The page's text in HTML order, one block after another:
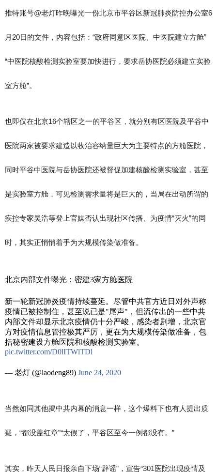
推特账号@老灯昨晚曝光一份北京市平谷区新冠肺炎防控办公室6
月20日的文件，内容包括：“政府同意区医院、中医院建立方舱”
“中医院核酸检测实验室要加快进行，要求岳协医院必须建立实验
室方舱”。
也即仅在北京16个辖区之一的平谷区，就分别有区医院及平谷中
医院两家被要求建造以收治容纳量巨大为主要特点的方舱医院，
同时平谷中医院与岳协医院还被督促加建核酸检测实验室，甚至
是实验室方舱，可见检测需求量将是巨大的，当局在出动所谓的
疾控专家吴浩等登上官媒否认出现社区传播、为疫情“灭火”的同
时，其实正悄悄着手为大规模传染做准备。
北京内部文件曝光：密建3家方舱医院
新一轮新冠肺炎疫情持续蔓延。尽管中共官方近日对外声称
疫情已被控制住，甚至说已是"尾声"，但流传出的一些中共
内部文件却显示北京疫情仍十分严峻，感染者剧增，北京官
方对疫情信息管控极其严厉，更在为大规模传染做准备，包
括秘密建设方舱医院和核酸检测实验室。
pic.twitter.com/D0lITWlTDl
— 老灯 (@laodeng89) June 24, 2020
当然如同其他揭中共内幕的消息一样，这个爆料下也有人提出质
疑，“都没盖红章”“太假了，平谷区至今一例都没有。”
其实，昨天人民日报亲自下场“辟谣”，宣告“301医院出现疫情及